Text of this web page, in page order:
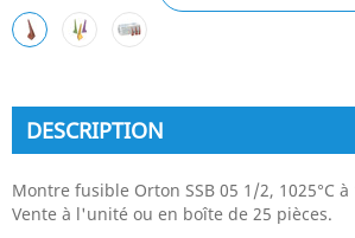
DESCRIPTION
Montre fusible Orton SSB 05 1/2, 1025°C à
Vente à l'unité ou en boîte de 25 pièces.